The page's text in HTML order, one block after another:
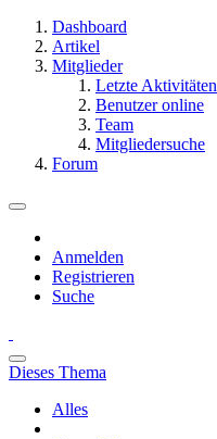
Dashboard
Artikel
Mitglieder
Letzte Aktivitäten
Benutzer online
Team
Mitgliedersuche
Forum
Anmelden
Registrieren
Suche
Dieses Thema
Alles